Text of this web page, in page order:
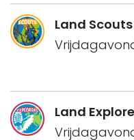
Land Scouts
Land